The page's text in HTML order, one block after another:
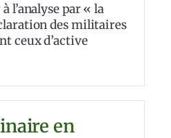
l’analyse par « la
des militaires
ceux d’active
en